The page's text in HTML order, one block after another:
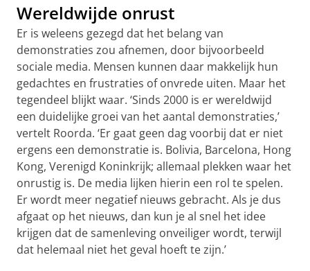
Wereldwijde onrust
Er is weleens gezegd dat het belang van
demonstraties zou afnemen, door bijvoorbeeld
sociale media. Mensen kunnen daar makkelijk hun
gedachtes en frustraties of onvrede uiten. Maar het
tegendeel blijkt waar. ‘Sinds 2000 is er wereldwijd
een duidelijke groei van het aantal demonstraties,’
vertelt Roorda. ‘Er gaat geen dag voorbij dat er niet
ergens een demonstratie is. Bolivia, Barcelona, Hong
Kong, Verenigd Koninkrijk; allemaal plekken waar het
onrustig is. De media lijken hierin een rol te spelen.
Er wordt meer negatief nieuws gebracht. Als je dus
afgaat op het nieuws, dan kun je al snel het idee
krijgen dat de samenleving onveiliger wordt, terwijl
dat helemaal niet het geval hoeft te zijn.’